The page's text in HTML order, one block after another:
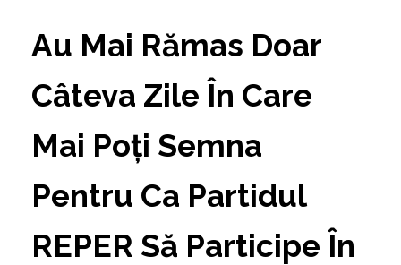
Au Mai Rămas Doar
Câteva Zile În Care
Mai Poți Semna
Pentru Ca Partidul
REPER Să Participe În